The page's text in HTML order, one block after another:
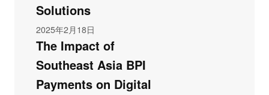
Solutions
2025年2月18日
The Impact of
Southeast Asia BPI
Payments on Digital